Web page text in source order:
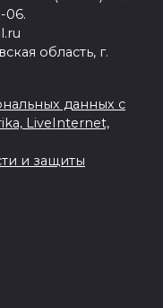
06.
область, г.
данных с
LiveInternet,
и защиты